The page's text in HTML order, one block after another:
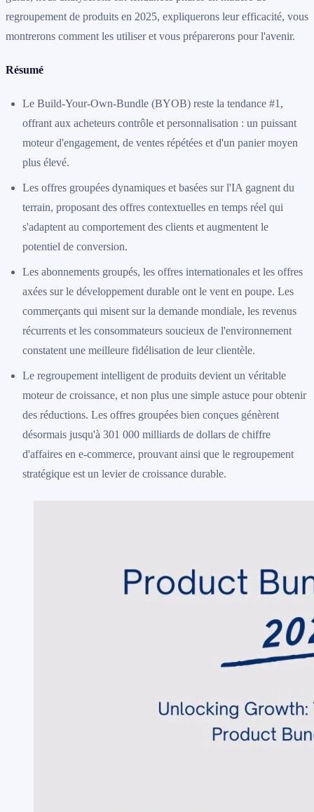
regroupement de produits en 2025, expliquerons leur efficacité, vous
montrerons comment les utiliser et vous préparerons pour l'avenir.
Résumé
Le Build-Your-Own-Bundle (BYOB) reste la tendance #1,
offrant aux acheteurs contrôle et personnalisation : un puissant
moteur d'engagement, de ventes répétées et d'un panier moyen
plus élevé.
Les offres groupées dynamiques et basées sur l'IA gagnent du
terrain, proposant des offres contextuelles en temps réel qui
s'adaptent au comportement des clients et augmentent le
potentiel de conversion.
Les abonnements groupés, les offres internationales et les offres
axées sur le développement durable ont le vent en poupe. Les
commerçants qui misent sur la demande mondiale, les revenus
récurrents et les consommateurs soucieux de l'environnement
constatent une meilleure fidélisation de leur clientèle.
Le regroupement intelligent de produits devient un véritable
moteur de croissance, et non plus une simple astuce pour obtenir
des réductions. Les offres groupées bien conçues génèrent
désormais jusqu'à 301 000 milliards de dollars de chiffre
d'affaires en e-commerce, prouvant ainsi que le regroupement
stratégique est un levier de croissance durable.